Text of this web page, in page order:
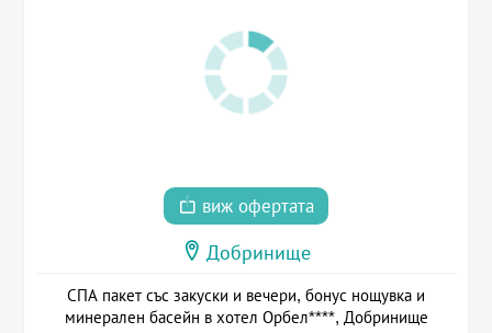
виж офертата
Добринище
СПА пакет със закуски и вечери, бонус нощувка и
минерален басейн в хотел Орбел****, Добринище